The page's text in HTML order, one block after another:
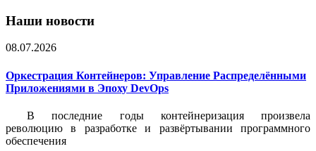
Наши новости
08.07.2026
Оркестрация Контейнеров: Управление Распределёнными
Приложениями в Эпоху DevOps
В последние годы контейнеризация произвела
революцию в разработке и развёртывании программного
обеспечения